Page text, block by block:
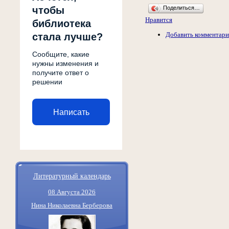
чтобы
библиотека
стала лучше?
Сообщите, какие
нужны изменения и
получите ответ о
решении
Написать
Литературный календарь
08 Августа 2026
Нина Николаевна Берберова
Поделиться…
Нравится
Добавить